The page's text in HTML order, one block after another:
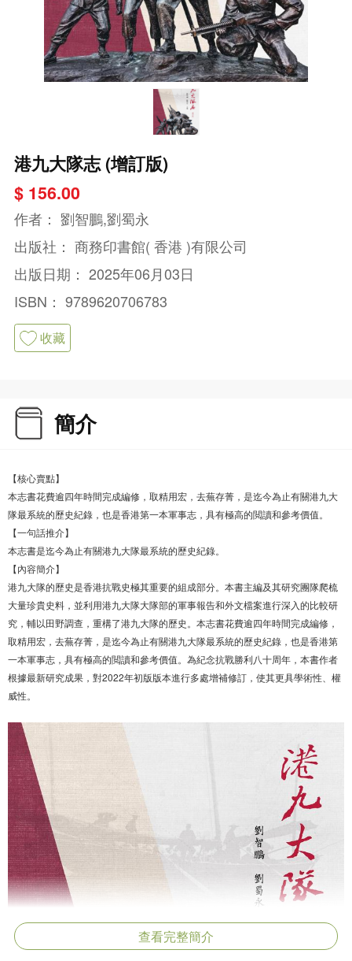
港九大隊志 (增訂版)
$ 156.00
作者： 劉智鵬,劉蜀永
出版社： 商務印書館( 香港 )有限公司
出版日期： 2025年06月03日
ISBN： 9789620706783
收藏
簡介
【核心賣點】
本志書花費逾四年時間完成編修，取精用宏，去蕪存菁，是迄今為止有關港九大
隊最系統的歷史紀錄，也是香港第一本軍事志，具有極高的閲讀和參考價值。
【一句話推介】
本志書是迄今為止有關港九大隊最系統的歷史紀錄。
【內容簡介】
港九大隊的歷史是香港抗戰史極其重要的組成部分。本書主編及其研究團隊爬梳
大量珍貴史料，並利用港九大隊大隊部的軍事報告和外文檔案進行深入的比較研
究，輔以田野調查，重構了港九大隊的歷史。本志書花費逾四年時間完成編修，
取精用宏，去蕪存菁，是迄今為止有關港九大隊最系統的歷史紀錄，也是香港第
一本軍事志，具有極高的閲讀和參考價值。為紀念抗戰勝利八十周年，本書作者
根據最新研究成果，對2022年初版版本進行多處增補修訂，使其更具學術性、權
威性。
查看完整簡介